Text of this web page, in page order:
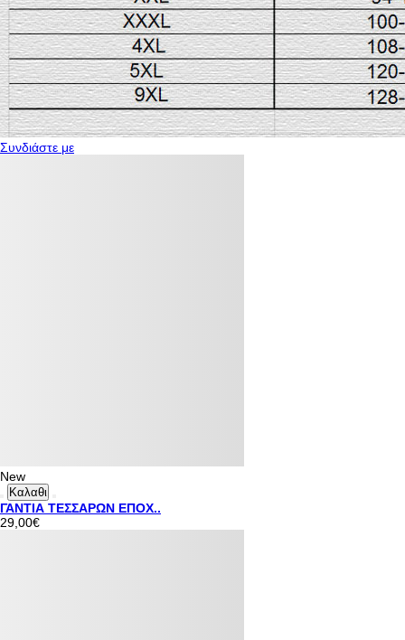
Συνδιάστε με
New
Καλαθι
ΓΑΝΤΙΑ ΤΕΣΣΑΡΩΝ ΕΠΟΧ..
29,00€